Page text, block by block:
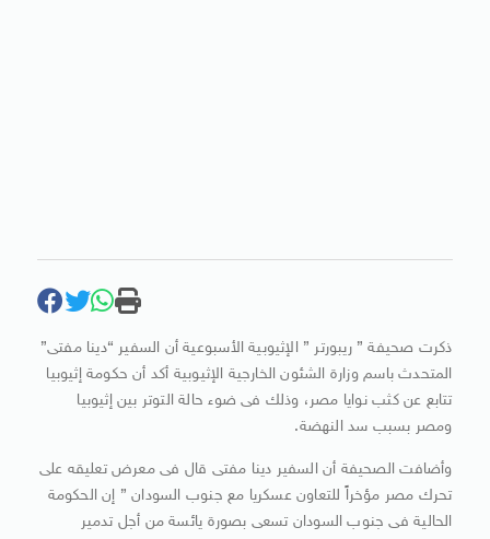
ذكرت صحيفة ” ريبورتر ” الإثيوبية الأسبوعية أن السفير “دينا مفتى”
المتحدث باسم وزارة الشئون الخارجية الإثيوبية أكد أن حكومة إثيوبيا
تتابع عن كثب نوايا مصر، وذلك فى ضوء حالة التوتر بين إثيوبيا
ومصر بسبب سد النهضة.
وأضافت الصحيفة أن السفير دينا مفتى قال فى معرض تعليقه على
تحرك مصر مؤخراً للتعاون عسكريا مع جنوب السودان ” إن الحكومة
الحالية فى جنوب السودان تسعى بصورة يائسة من أجل تدمير